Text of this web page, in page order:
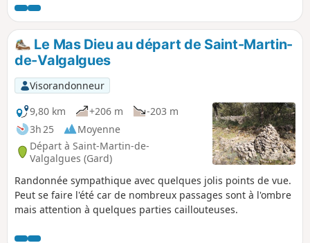
Le sens indiqué est le plus facile ; on
évite ainsi une montée assez raide pour
aller à la chapelle. Ne pas entreprendre
par temps trop chaud . Possibilité de
visiter le village de Saint-Sauveur et son
église ainsi que le village de Saint-Brès
au retour.
Le Mas Dieu au départ de Saint-Martin-
de-Valgalgues
Visorandonneur
9,80 km
+206 m
-203 m
3h 25
Moyenne
Départ à Saint-Martin-de-
Valgalgues (Gard)
Randonnée sympathique avec quelques jolis points de vue.
Peut se faire l'été car de nombreux passages sont à l'ombre
mais attention à quelques parties caillouteuses.